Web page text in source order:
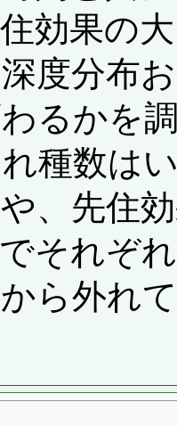
効果の
度分布
るかを
種数は
、先住
それぞ
ら外れ